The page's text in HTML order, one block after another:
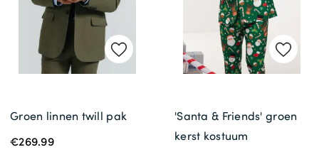
Groen linnen twill pak
€269.99
'Santa & Friends' groen
kerst kostuum